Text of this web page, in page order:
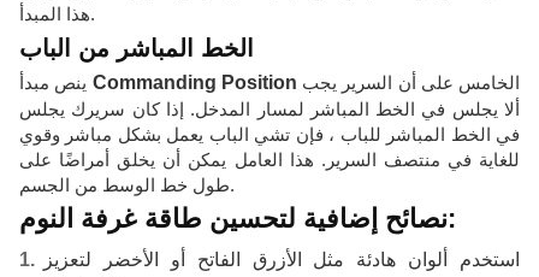
هذا المبدأ.
الخط المباشر من الباب
Commanding Position
ألا يجلس في الخط المباشر لمسار المدخل. إذا كان سريرك يجلس
في الخط المباشر للباب ، فإن تشي الباب يعمل بشكل مباشر وقوي
للغاية في منتصف السرير. هذا العامل يمكن أن يخلق أمراضًا على
طول خط الوسط من الجسم.
نصائح إضافية لتحسين طاقة غرفة النوم:
استخدم ألوان هادئة مثل الأزرق الفاتح أو الأخضر لتعزيز